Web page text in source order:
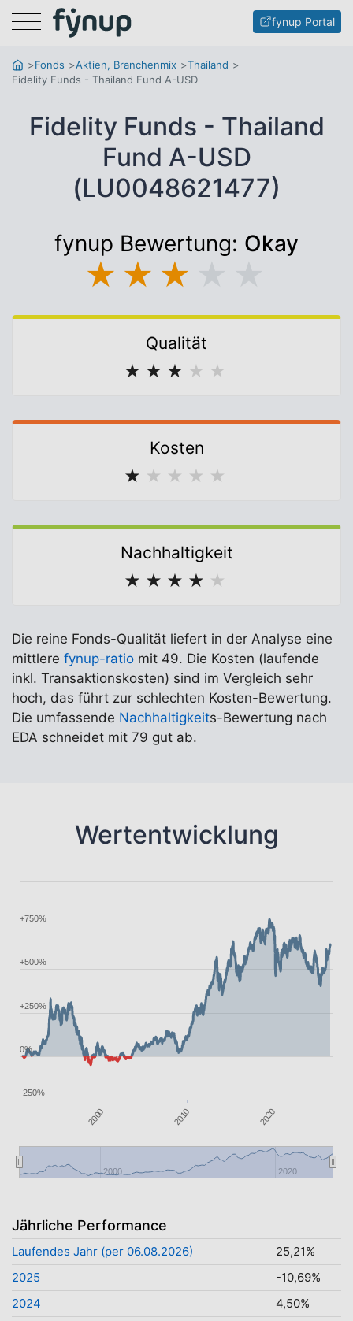
Menu fynup Portal
Fonds Aktien, Branchenmix
Thailand
Fidelity Funds - Thailand Fund A-USD
Fidelity Funds - Thailand
Fund A-USD
(LU0048621477)
fynup Bewertung: Okay
★ ★ ★
Qualität
★ ★ ★ ★ ★
Kosten
★ ★ ★ ★ ★
Nachhaltigkeit
★ ★ ★ ★ ★
Die reine Fonds-Qualität liefert in der Analyse eine
mittlere fynup-ratio mit 49. Die Kosten (laufende
inkl. Transaktionskosten) sind im Vergleich sehr
hoch, das führt zur schlechten Kosten-Bewertung.
Die umfassende Nachhaltigkeits-Bewertung nach
EDA schneidet mit 79 gut ab.
Wertentwicklung
2000 2010 2020
2000 2020
-250%
0%
+250%
+500%
+750%
Jährliche Performance
Laufendes Jahr (per 06.08.2026)
25,21%
2025
-10,69%
2024
4,50%